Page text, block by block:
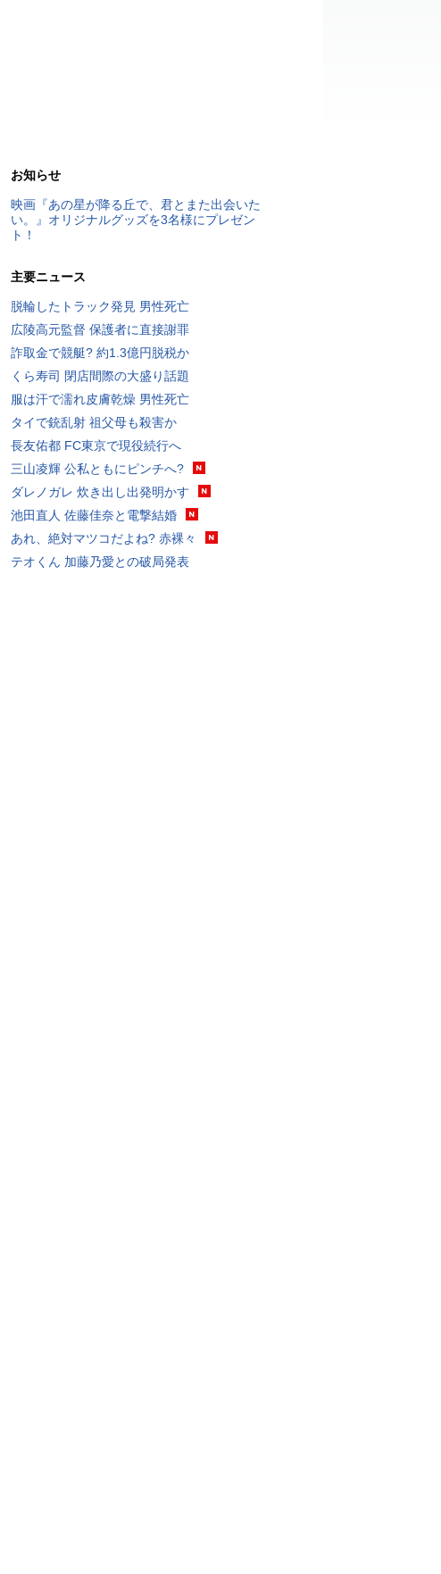
お知らせ
映画『あの星が降る丘で、君とまた出会いた
い。』オリジナルグッズを3名様にプレゼン
ト！
主要ニュース
脱輪したトラック発見 男性死亡
広陵高元監督 保護者に直接謝罪
詐取金で競艇? 約1.3億円脱税か
くら寿司 閉店間際の大盛り話題
服は汗で濡れ皮膚乾燥 男性死亡
タイで銃乱射 祖父母も殺害か
長友佑都 FC東京で現役続行へ
三山凌輝 公私ともにピンチへ?
ダレノガレ 炊き出し出発明かす
池田直人 佐藤佳奈と電撃結婚
あれ、絶対マツコだよね? 赤裸々
テオくん 加藤乃愛との破局発表